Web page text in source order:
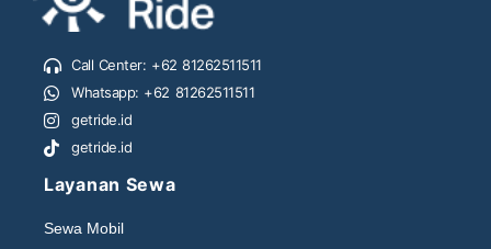
Call Center: +62 81262511511
Whatsapp: +62 81262511511
getride.id
getride.id
Layanan Sewa
Sewa Mobil